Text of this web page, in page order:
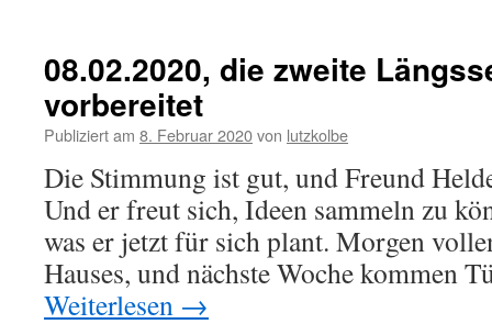
08.02.2020, die zweite
vorbereitet
Publiziert am 8. Februar 2020von lutzkolbe
Die Stimmung ist gut, und Freund
Und er freut sich, Ideen sammeln zu
was er jetzt für sich plant. Morgen
Hauses, und nächste Woche kommen
Weiterlesen →